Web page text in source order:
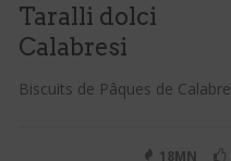
Taralli dolci
Calabresi
Biscuits de Pâques de Calabre
18MN